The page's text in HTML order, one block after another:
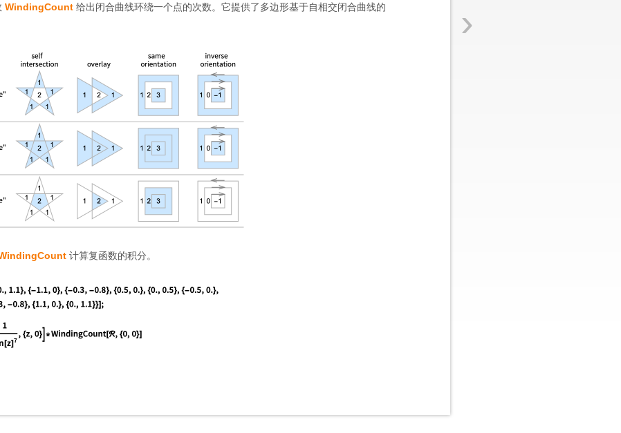
›
WindingCount 给出闭合曲线环绕一个点的次数。它提供了多边形基于自相交闭合曲线的
计算复函数的积分。